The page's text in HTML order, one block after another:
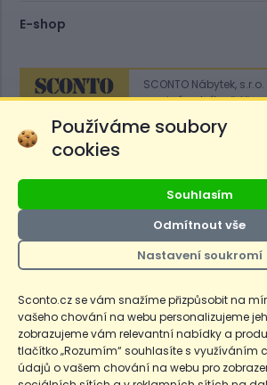
E-shop
SCONTO Nábytek,
mezinárodního
obchodní domy
Ceny produktů na e-shopu sconto.cz jsou
cena je cena bez označení, *Cena pro členy
dnů před prvním zlevněním. Dle zákona o
uvedená Běžná cena současně i nejnižší za 30
Běžná cena za 30 dní uvedena samostatně na
Používáme soubory
cookies
Souhlasím
Odmítnout vše
Nastavení soukromí
Sconto.cz se vám snažíme přizpůsobit na
vašeho chování na webu personalizujeme
zobrazujeme vám relevantní nabídky a
tlačítko „Rozumím“ souhlasíte s využíváním
údajů o vašem chování na webu pro